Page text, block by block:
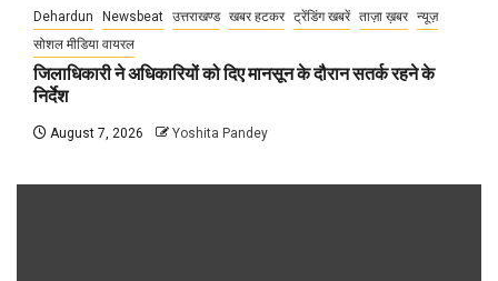
Dehardun Newsbeat उत्तराखण्ड खबर हटकर ट्रेंडिंग खबरें ताज़ा ख़बर न्यूज़
सोशल मीडिया वायरल
जिलाधिकारी ने अधिकारियों को दिए मानसून के दौरान सतर्क रहने के
निर्देश
August 7, 2026 Yoshita Pandey